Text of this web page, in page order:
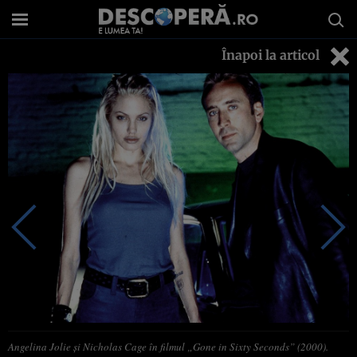
Înapoi la articol
Angelina Jolie și Nicholas Cage în filmul „Gone in Sixty Seconds” (2000).